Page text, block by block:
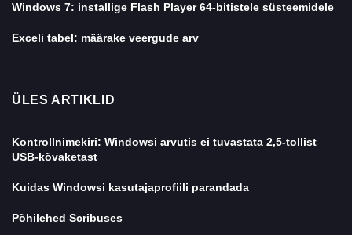
Windows 7: installige Flash Player 64-bitistele süsteemidele
Exceli tabel: määrake veergude arv
ÜLES ARTIKLID
Kontrollnimekiri: Windowsi arvutis ei tuvastata 2,5-tollist
USB-kõvaketast
Kuidas Windowsi kasutajaprofiili parandada
Põhilehed Scribuses